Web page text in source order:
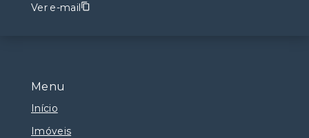
Menu
Início
Imóveis
Ver e-mail